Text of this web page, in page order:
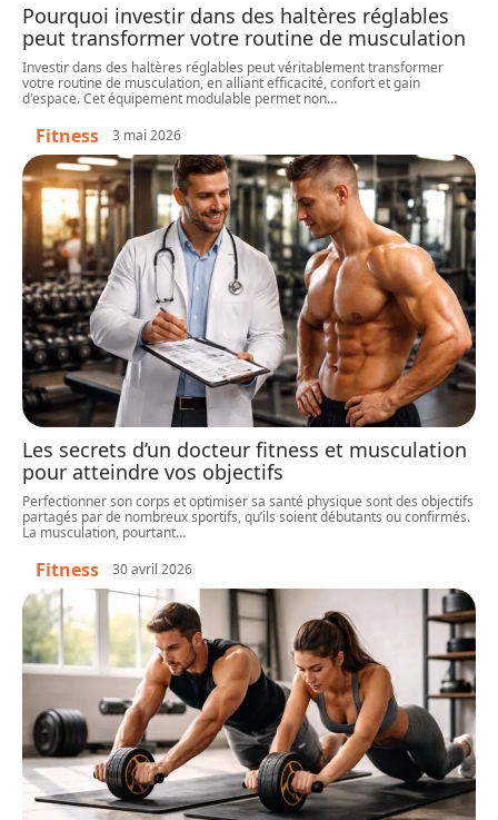
Pourquoi investir dans des haltères réglables
peut transformer votre routine de musculation
Investir dans des haltères réglables peut véritablement transformer
votre routine de musculation, en alliant efficacité, confort et gain
d'espace. Cet équipement modulable permet non…
Fitness 3 mai 2026
Les secrets d’un docteur fitness et musculation
pour atteindre vos objectifs
Perfectionner son corps et optimiser sa santé physique sont des objectifs
partagés par de nombreux sportifs, qu’ils soient débutants ou confirmés.
La musculation, pourtant…
Fitness 30 avril 2026